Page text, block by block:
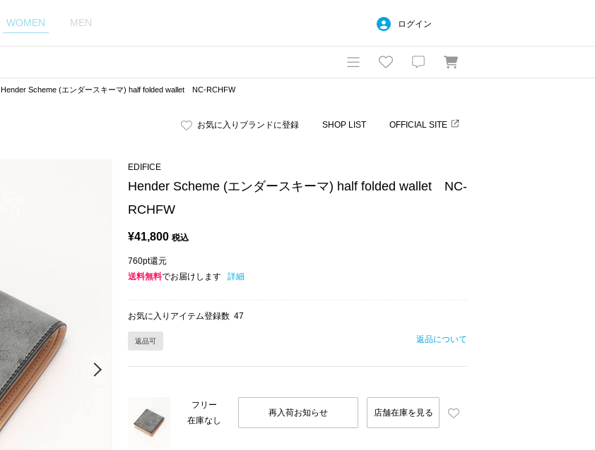
WOMEN MEN ログイン
Hender Scheme (エンダースキーマ) half folded wallet NC-RCHFW
お気に入りブランドに登録 SHOP LIST OFFICIAL SITE
EDIFICE
Hender Scheme (エンダースキーマ) half folded wallet NC-
RCHFW
¥41,800 税込
760pt還元
送料無料でお届けします 詳細
お気に入りアイテム登録数 47
返品可 返品について
フリー
在庫なし
再入荷お知らせ 店舗在庫を見る